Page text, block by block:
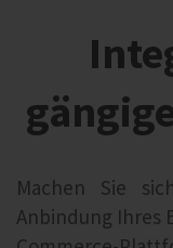
Machen Sie
Anbindung Ihres